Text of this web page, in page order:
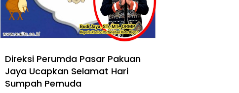
Direksi Perumda Pasar Pakuan
Jaya Ucapkan Selamat Hari
Sumpah Pemuda